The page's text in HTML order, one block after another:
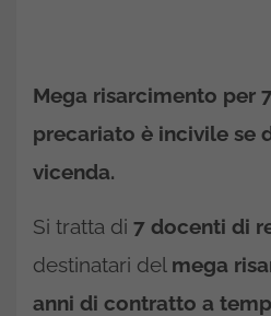
Mega risarcimento per
precariato è incivile se
vicenda.
Si tratta di 7 docenti di
destinatari del mega
anni di contratto a